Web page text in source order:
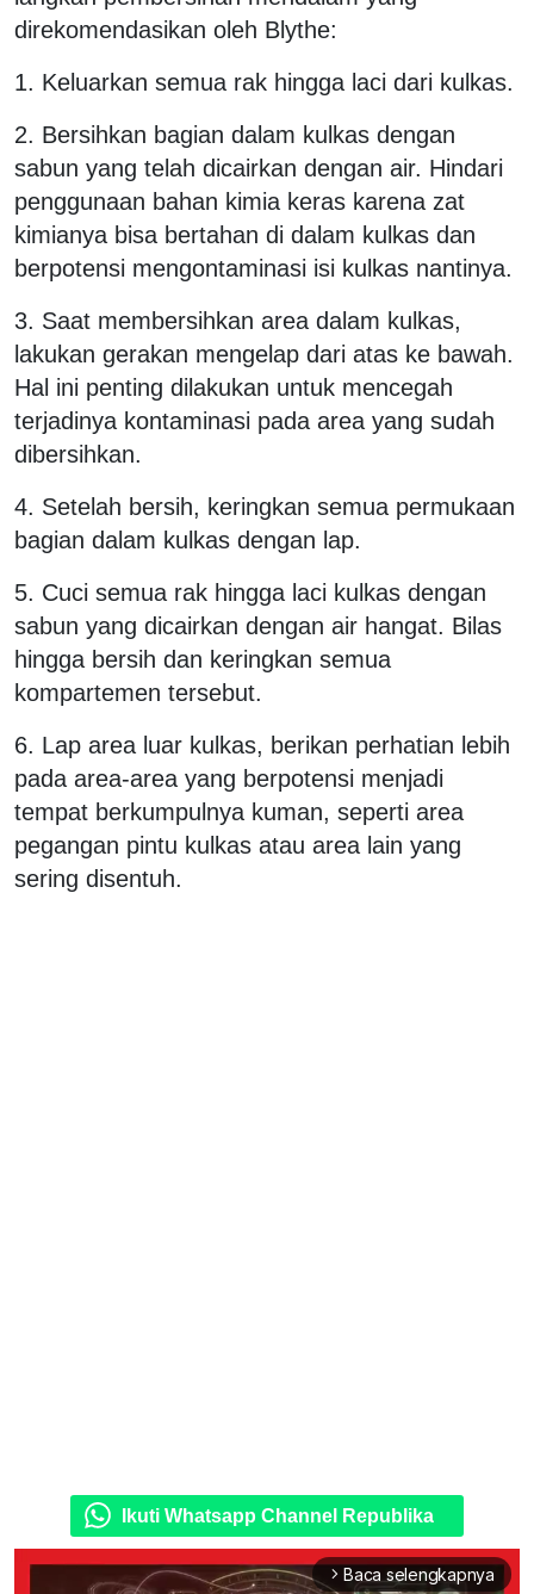
direkomendasikan oleh Blythe:
1. Keluarkan semua rak hingga laci dari kulkas.
2. Bersihkan bagian dalam kulkas dengan
sabun yang telah dicairkan dengan air. Hindari
penggunaan bahan kimia keras karena zat
kimianya bisa bertahan di dalam kulkas dan
berpotensi mengontaminasi isi kulkas nantinya.
3. Saat membersihkan area dalam kulkas,
lakukan gerakan mengelap dari atas ke bawah.
Hal ini penting dilakukan untuk mencegah
terjadinya kontaminasi pada area yang sudah
dibersihkan.
4. Setelah bersih, keringkan semua permukaan
bagian dalam kulkas dengan lap.
5. Cuci semua rak hingga laci kulkas dengan
sabun yang dicairkan dengan air hangat. Bilas
hingga bersih dan keringkan semua
kompartemen tersebut.
6. Lap area luar kulkas, berikan perhatian lebih
pada area-area yang berpotensi menjadi
tempat berkumpulnya kuman, seperti area
pegangan pintu kulkas atau area lain yang
sering disentuh.
Ikuti Whatsapp Channel Republika
arrow_forward_ios Baca selengkapnya